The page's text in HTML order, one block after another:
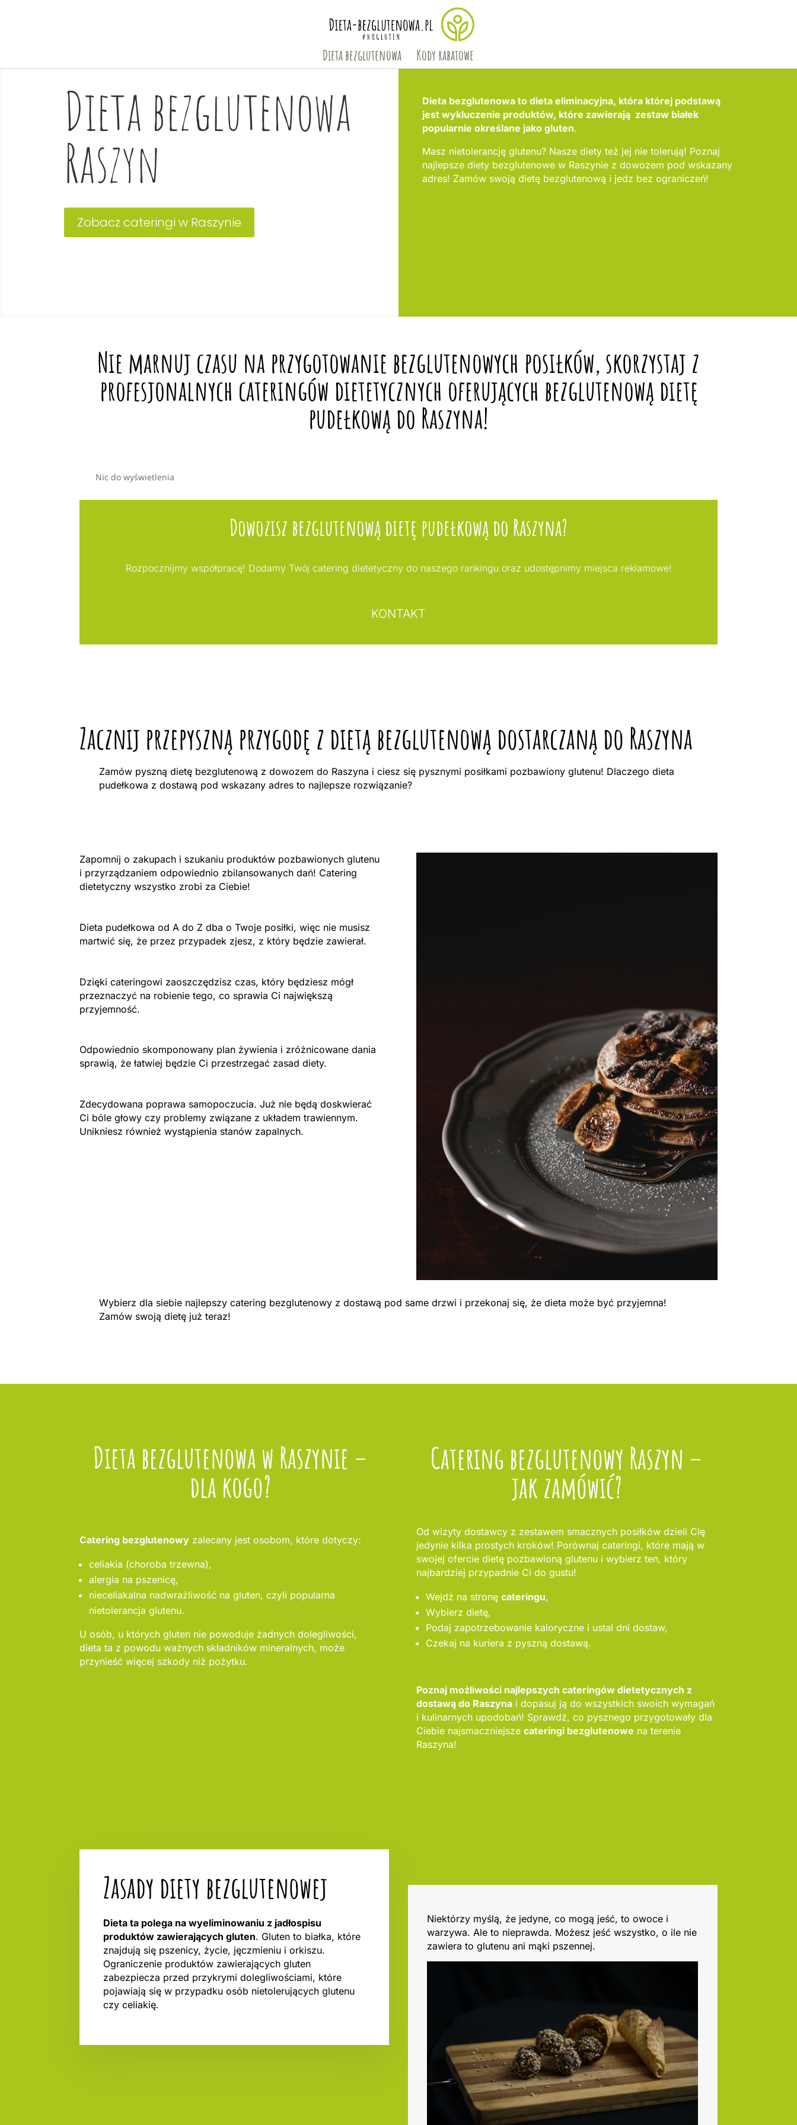
Dieta bezglutenowa Kody rabatowe
Dieta bezglutenowa
Raszyn
Zobacz cateringi w Raszynie
Dieta bezglutenowa to dieta eliminacyjna, która której podstawą
jest wykluczenie produktów, które zawierają zestaw białek
popularnie określane jako gluten.
Masz nietolerancję glutenu? Nasze diety też jej nie tolerują! Poznaj
najlepsze diety bezglutenowe w Raszynie z dowozem pod wskazany
adres! Zamów swoją dietę bezglutenową i jedz bez ograniczeń!
Nie marnuj czasu na przygotowanie bezglutenowych posiłków, skorzystaj z
profesjonalnych cateringów dietetycznych oferujących bezglutenową dietę
pudełkową do Raszyna!
Nic do wyświetlenia
Dowozisz bezglutenową dietę pudełkową do Raszyna?
Rozpocznijmy współpracę! Dodamy Twój catering dietetyczny do naszego rankingu oraz udostępnimy miejsca reklamowe!
KONTAKT
Zacznij przepyszną przygodę z dietą bezglutenową dostarczaną do Raszyna
Zamów pyszną dietę bezglutenową z dowozem do Raszyna i ciesz się pysznymi posiłkami pozbawiony glutenu! Dlaczego dieta
pudełkowa z dostawą pod wskazany adres to najlepsze rozwiązanie?
Zapomnij o zakupach i szukaniu produktów pozbawionych glutenu
i przyrządzaniem odpowiednio zbilansowanych dań! Catering
dietetyczny wszystko zrobi za Ciebie!
Dieta pudełkowa od A do Z dba o Twoje posiłki, więc nie musisz
martwić się, że przez przypadek zjesz, z który będzie zawierał.
Dzięki cateringowi zaoszczędzisz czas, który będziesz mógł
przeznaczyć na robienie tego, co sprawia Ci największą
przyjemność.
Odpowiednio skomponowany plan żywienia i zróżnicowane dania
sprawią, że łatwiej będzie Ci przestrzegać zasad diety.
Zdecydowana poprawa samopoczucia. Już nie będą doskwierać
Ci bóle głowy czy problemy związane z układem trawiennym.
Unikniesz również wystąpienia stanów zapalnych.
Wybierz dla siebie najlepszy catering bezglutenowy z dostawą pod same drzwi i przekonaj się, że dieta może być przyjemna!
Zamów swoją dietę już teraz!
Dieta bezglutenowa w Raszynie –
dla kogo?
Catering bezglutenowy zalecany jest osobom, które dotyczy:
celiakia (choroba trzewna),
alergia na pszenicę,
nieceliakalna nadwrażliwość na gluten, czyli popularna
nietolerancja glutenu.
U osób, u których gluten nie powoduje żadnych dolegliwości,
dieta ta z powodu ważnych składników mineralnych, może
przynieść więcej szkody niż pożytku.
Catering bezglutenowy Raszyn –
jak zamówić?
Od wizyty dostawcy z zestawem smacznych posiłków dzieli Cię
jedynie kilka prostych kroków! Porównaj cateringi, które mają w
swojej ofercie dietę pozbawioną glutenu i wybierz ten, który
najbardziej przypadnie Ci do gustu!
Wejdź na stronę cateringu,
Wybierz dietę,
Podaj zapotrzebowanie kaloryczne i ustal dni dostaw,
Czekaj na kuriera z pyszną dostawą.
Poznaj możliwości najlepszych cateringów dietetycznych z
dostawą do Raszynai dopasuj ją do wszystkich swoich wymagań
i kulinarnych upodobań! Sprawdź, co pysznego przygotowały dla
Ciebie najsmaczniejsze cateringi bezglutenowe na terenie
Raszyna!
Zasady diety bezglutenowej
Dieta ta polega na wyeliminowaniu z jadłospisu
produktów zawierających gluten. Gluten to białka, które
znajdują się pszenicy, życie, jęczmieniu i orkiszu.
Ograniczenie produktów zawierających gluten
zabezpiecza przed przykrymi dolegliwościami, które
pojawiają się w przypadku osób nietolerujących glutenu
czy celiakię.
Niektórzy myślą, że jedyne, co mogą jeść, to owoce i
warzywa. Ale to nieprawda. Możesz jeść wszystko, o ile nie
zawiera to glutenu ani mąki pszennej.